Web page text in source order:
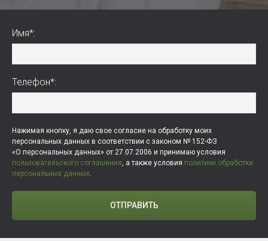
Имя*:
Телефон*:
Нажимая кнопку, я даю свое согласие на обработку моих
персональных данных в соответствии с законом № 152-ФЗ
«О персональных данных» от 27.07.2006 и принимаю условия
пользовательского соглашения, а также условия политики обработки
персональных данных.
ОТПРАВИТЬ